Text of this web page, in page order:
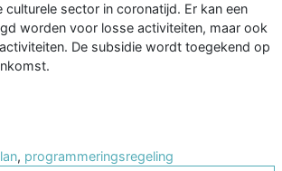
culturele sector in coronatijd. Er kan een
worden voor losse activiteiten, maar ook
De subsidie wordt toegekend op
, programmeringsregeling